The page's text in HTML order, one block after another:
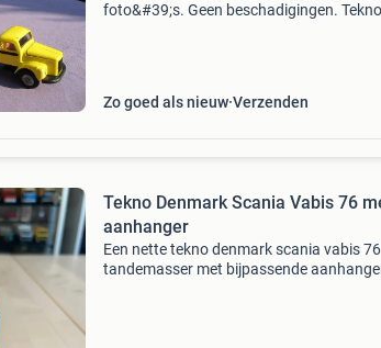
foto&#39;s. Geen beschadigingen.
Zo goed als nieuw Verzenden
Tekno Denmark Scania Vabis 76
aanhanger
Een nette tekno denmark scania vabis 76
tandemasser met bijpassende